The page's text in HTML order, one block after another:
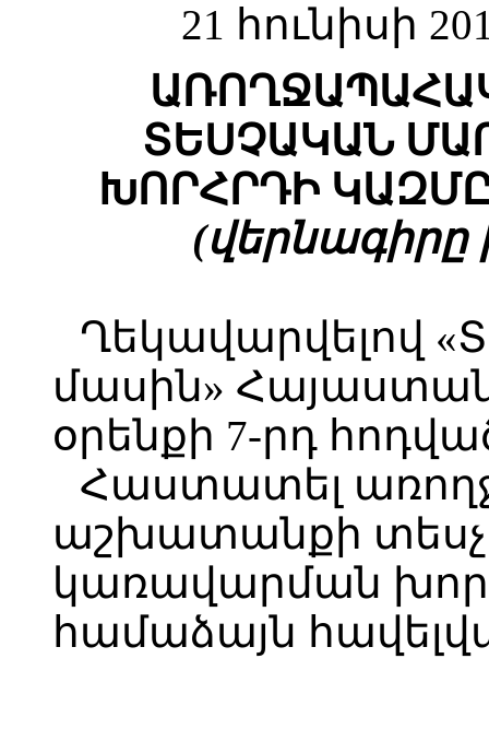
21 հունիսի
ՏԵՍՉԱԿԱՆ
ԽՈՐՀՐԴԻ
(վերնագիրը
Ղեկավարվելով
մասին»
օրենքի 7-րդ
Հաստատել
աշխատանքի
կառավարման
համաձայն